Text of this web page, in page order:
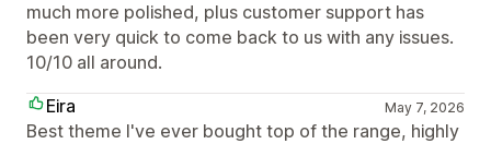
much more polished, plus customer support has
been very quick to come back to us with any issues.
10/10 all around.
Eira
May 7, 2026
Best theme I've ever bought top of the range, highly